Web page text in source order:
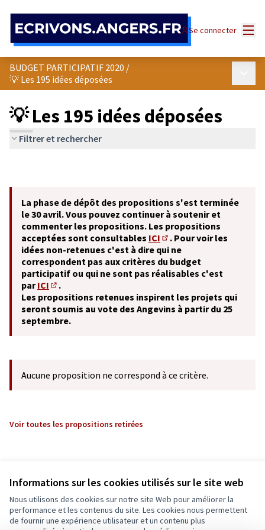
Informations sur les cookies utilisés sur le site web
Nous utilisons des cookies sur notre site Web pour améliorer la
performance et les contenus du site. Les cookies nous permettent
de fournir une expérience utilisateur et un contenu plus
Se connecter
BUDGET PARTICIPATIF 2020 /
💡 Les 195 idées déposées
💡 Les 195 idées déposées
Filtrer et rechercher
La phase de dépôt des propositions s'est terminée
le 30 avril. Vous pouvez continuer à soutenir et
commenter les propositions. Les propositions
acceptées sont consultables ICI
(S'ouvre dans un nouvel
. Pour voir les
idées non-retenues c'est à dire qui ne
correspondent pas aux critères du budget
participatif ou qui ne sont pas réalisables c'est
parICI
(S'ouvre dans un nouvel onglet)
.
Les propositions retenues inspirent les projets qui
seront soumis au vote des Angevins à partir du 25
septembre.
Aucune proposition ne correspond à ce critère.
Voir toutes les propositions retirées